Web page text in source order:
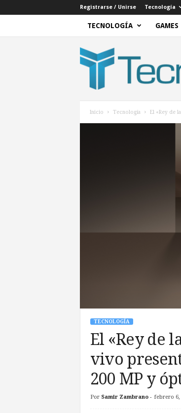
Registrarse / Unirse Tecnología
TECNOLOGÍA GAMES
e
c
Inicio Tecnología El «Rey de
TECNOLOGÍA
El «Rey de
vivo
200 MP y
Por Samir Zambrano- febrero 6,